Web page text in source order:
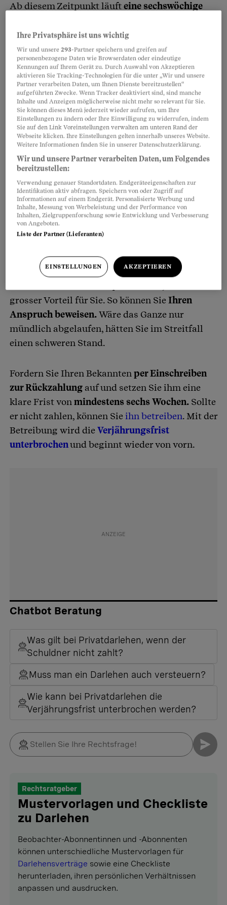
Ab diesem Zeitpunkt läufteine sechswöchige
zinslosen Darlehen die Verjährung erst
Jahre und sechs Wochen nach Aushändigung
der Geldsummeein. Wenn nicht zwischendurch
etwas zurückgezahlt wurde.
Partnerinhalte
Dass Ihr Bekannter das Darlehen unter Angabe
grosser Vorteil für Sie. So können SieIhren
Anspruch beweisen.Wäre das Ganze nur
mündlich abgelaufen, hätten Sie im Streitfall
einen schweren Stand.
Fordern Sie Ihren Bekanntenper Einschreiben
zur Rückzahlung auf und setzen Sie ihm eine
klare Frist vonmindestens sechs Wochen. Sollte
er nicht zahlen, können Sieihn betreiben. Mit der
Betreibung wird dieVerjährungsfrist
unterbrochenund beginnt wieder von vorn.
Chatbot Beratung
Was gilt bei Privatdarlehen, wenn der
Schuldner nicht zahlt?
Muss man ein Darlehen auch versteuern?
Wie kann bei Privatdarlehen die
Verjährungsfrist unterbrochen werden?
Rechtsratgeber
Mustervorlagen und Checkliste
zu Darlehen
Beobachter-Abonnentinnen und -Abonnenten
können unterschiedliche Mustervorlagen für
Darlehensverträge sowie eine Checkliste
herunterladen, ihren persönlichen Verhältnissen
anpassen und ausdrucken.
Ihre Privatsphäre ist uns wichtig
Wir und unsere293-Partner speichern und greifen auf
personenbezogene Daten wie Browserdaten oder eindeutige
Kennungen auf Ihrem Gerät zu. Durch Auswahl von Akzeptieren
aktivieren Sie Tracking-Technologien für die unter „Wir und unsere
Partner verarbeiten Daten, um Ihnen Dienste bereitzustellen“
aufgeführten Zwecke. Wenn Tracker deaktiviert sind, sind manche
Inhalte und Anzeigen möglicherweise nicht mehr so relevant für Sie.
Sie können dieses Menü jederzeit wieder aufrufen, um Ihre
Einstellungen zu ändern oder Ihre Einwilligung zu widerrufen, indem
Sie auf den Link Voreinstellungen verwalten am unteren Rand der
Webseite klicken. Ihre Einstellungen gelten innerhalb unseres Website.
Weitere Informationen finden Sie in unserer Datenschutzerklärung.
Wir und unsere Partner verarbeiten Daten, um Folgendes
bereitzustellen:
Verwendung genauer Standortdaten. Endgeräteeigenschaften zur
Identifikation aktiv abfragen. Speichern von oder Zugriff auf
Informationen auf einem Endgerät. Personalisierte Werbung und
Inhalte, Messung von Werbeleistung und der Performance von
Inhalten, Zielgruppenforschung sowie Entwicklung und Verbesserung
von Angeboten.
Liste der Partner (Lieferanten)
EINSTELLUNGEN AKZEPTIEREN